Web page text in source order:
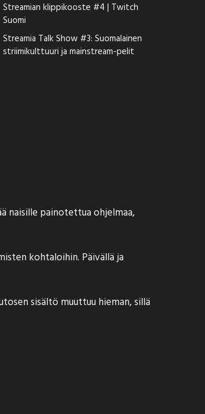
Streamian klippikooste #4 | Twitch
Suomi
Streamia Talk Show #3: Suomalainen
striimikulttuuri ja mainstream-pelit
naisille painotettua ohjelmaa,
kohtaloihin. Päivällä ja
sisältö muuttuu hieman, sillä